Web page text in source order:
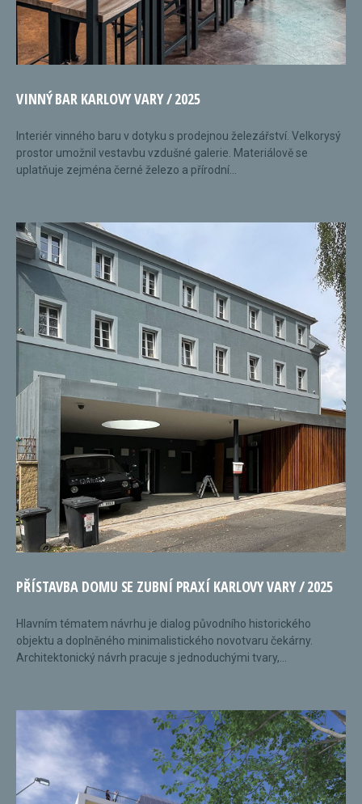
VINNÝ BAR KARLOVY VARY / 2025
Interiér vinného baru v dotyku s prodejnou železářství. Velkorysý
prostor umožnil vestavbu vzdušné galerie. Materiálově se
uplatňuje zejména černé železo a přírodní...
PŘÍSTAVBA DOMU SE ZUBNÍ PRAXÍ KARLOVY VARY / 2025
Hlavním tématem návrhu je dialog původního historického
objektu a doplněného minimalistického novotvaru čekárny.
Architektonický návrh pracuje s jednoduchými tvary,...